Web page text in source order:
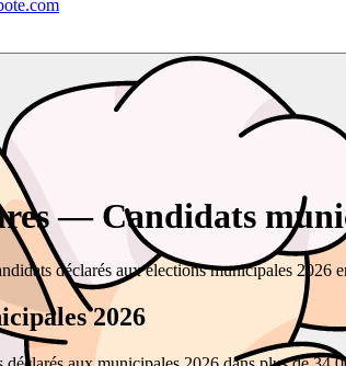
— Candidats
déclarés aux élections municipales 2026
2026